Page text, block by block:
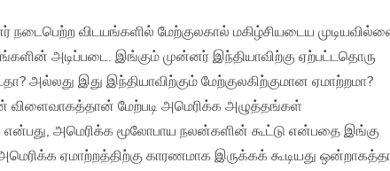
நடைபெற்ற விடயங்களில் மேற்குலகால் மகிழ்சியடைய
அடிப்படை. இங்கும் முன்னர் இந்தியாவிற்கு ஏற்பட்டதொரு
அல்லது இது இந்தியாவிற்கும் மேற்குலகிற்குமான ஏமாற்றமா?
விளைவாகத்தான் மேற்படி அமெரிக்க அழுத்தங்கள்
என்பது, அமெரிக்க மூலோபாய நலன்களின் கூட்டு என்பதை இங்கு
ஏமாற்றத்திற்கு காரணமாக இருக்கக் கூடியது